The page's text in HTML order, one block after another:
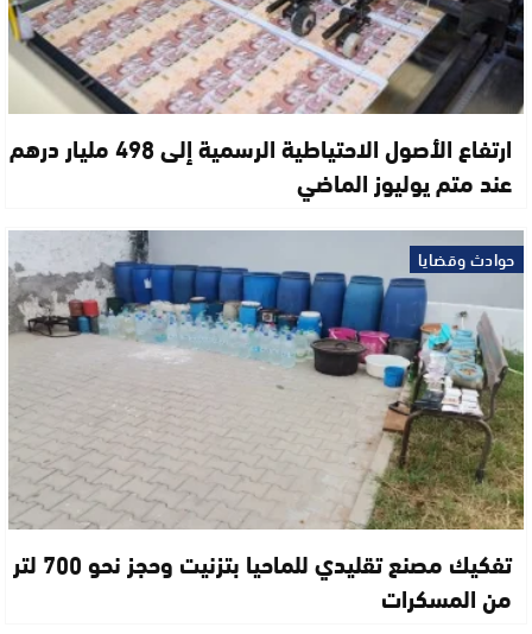
ارتفاع الأصول الاحتياطية الرسمية إلى 498 مليار درهم
عند متم يوليوز الماضي
حوادث وقضايا
تفكيك مصنع تقليدي للماحيا بتزنيت وحجز نحو 700 لتر
من المسكرات